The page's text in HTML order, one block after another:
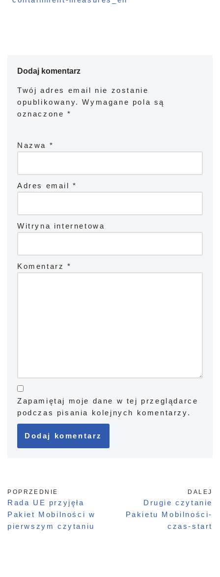
Dodaj komentarz
Twój adres email nie zostanie
opublikowany.
Wymagane pola są
oznaczone *
Nazwa *
Adres email*
Witryna internetowa
Komentarz *
Zapamiętaj moje dane w tej przeglądarce
podczas pisania kolejnych komentarzy.
POPRZEDNIE
Rada UE przyjęła
Pakiet Mobilności w
pierwszym czytaniu
DALEJ
Drugie czytanie
Pakietu Mobilności-
czas-start